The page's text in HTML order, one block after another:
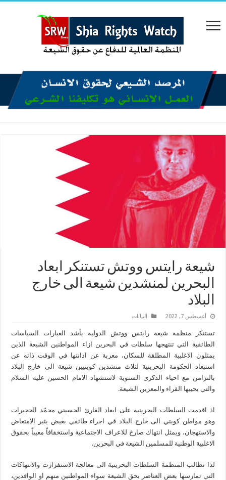
شيعة رايتس ووتش تستنكر ابعاد
البحرين لمنشدين شيعة الى خارج
البلاد
أغسطس 7, 2022 البیانات
تستنكر منظمة شيعة رايتس ووتش الدولية بأشد العبارات السياسات
الطائفية التي تنتهجها سلطات في البحرين ازاء المواطنين الشيعة الذين
يمثلون الاغلبية المطلقة للسكان، معربة عن ادانتها في الوقت ذاته عن
استبعاد الحكومة البحرينية لثلاث منشدين كويتيين شيعة الى خارج البلاد
بالتزامن مع احياء الذكرى السنوية لاستشهاد الامام الحسين عليه السلام
والتي يحييها القراء والمعزين الشيعة.
اذ اقدمت السلطات البحرينية على ابعاد القارئ الحسيني محمّد الحجيرات
وهو مواطن كويتي الى خارج البلاد في اجراء طائفي بغيض يثير الامتعاض
والاستهجان، ويمثل انتهاك صارخ للاعراف الاجتماعية واستخفافاً معيباً بحقوق
الاغلبية الوطنية للمسلمين الشيعة في البحرين.
لذا تطالب المنظمة السلطات البحرينية الى معالجة الاستفزازت والانتهاكات
التي تمارسها بعض العناصر بحق الشيعة سواء المواطنين منهم او الوافدين،